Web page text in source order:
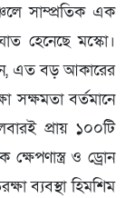
সাম্প্রতিক এক
হেনেছে মস্কো।
এত বড় আকারের
সক্ষমতা বর্তমানে
প্রায় ১০০টি
ও ড্রোন
ব্যবস্থা হিমশিম